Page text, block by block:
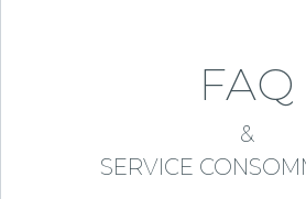
FAQ
&
SERVICE